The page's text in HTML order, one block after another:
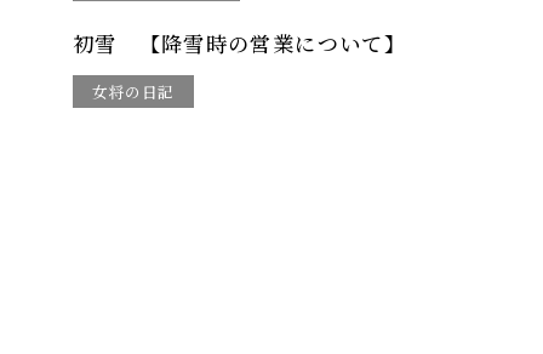
初雪 【降雪時の営業について】
女将の日記